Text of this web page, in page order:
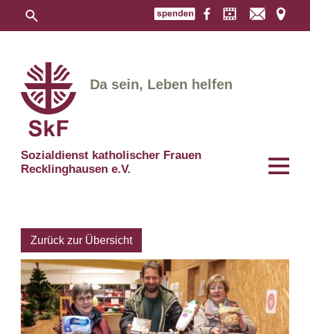
Sozialdienst katholischer Frauen
Recklinghausen e.V.
Da sein, Leben helfen
Zurück zur Übersicht